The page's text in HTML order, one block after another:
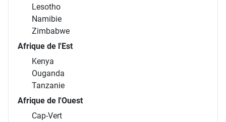
Lesotho
Namibie
Zimbabwe
Afrique de l'Est
Kenya
Ouganda
Tanzanie
Afrique de l'Ouest
Cap-Vert